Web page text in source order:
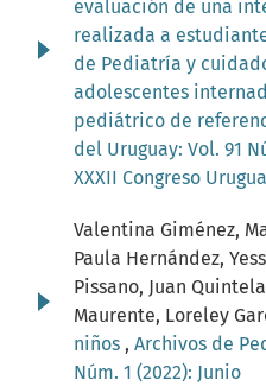
evaluación de una
realizada a
de Pediatría y
adolescentes
pediátrico de
del Uruguay: Vol. 91
XXXII Congreso
Valentina Giménez,
Paula Hernández,
Pissano, Juan
Maurente, Loreley
niños , Archivos de
Núm. 1 (2022): Junio